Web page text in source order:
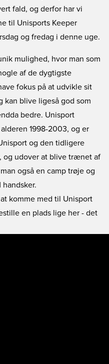
fald, og derfor har vi
til Unisports Keeper
og fredag i denne uge.
mulighed, hvor man som
af de dygtigste
fokus på at udvikle sit
kan blive ligeså god som
bedre. Unisport
1998-2003, og er
og den tidligere
og udover at blive trænet af
også en camp trøje og
handsker.
komme med til Unisport
en plads lige her - det